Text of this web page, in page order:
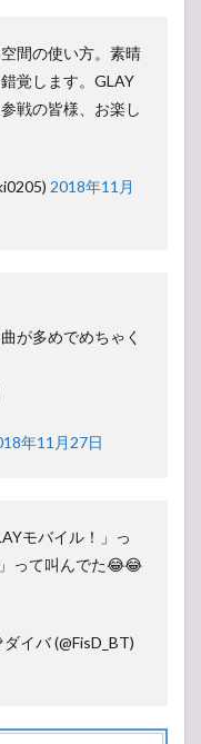
間の使い方。素晴
覚します。GLAY
戦の皆様、お楽し
2018年11月
が多めでめちゃく
年11月27日
モバイル！」っ
って叫んでた😂😂
イバ (@FisD_BT)